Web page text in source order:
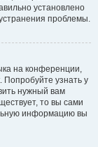
установлено
проблемы.
на конференции,
узнать у
нужный вам
то вы сами
информацию вы